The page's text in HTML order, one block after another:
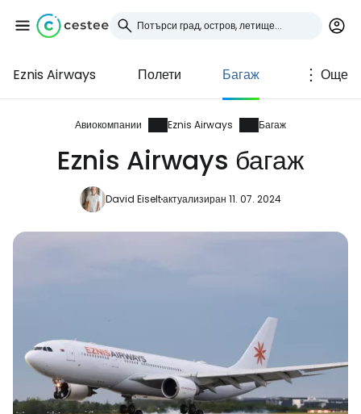
Eznis Airways Полети Багаж Още
Авиокомпании Eznis Airways Багаж
Eznis Airways багаж
David Eiseltактуализиран 11. 07. 2024
Влезте в Cestee
... световната общност на туристите
Продължете с Google